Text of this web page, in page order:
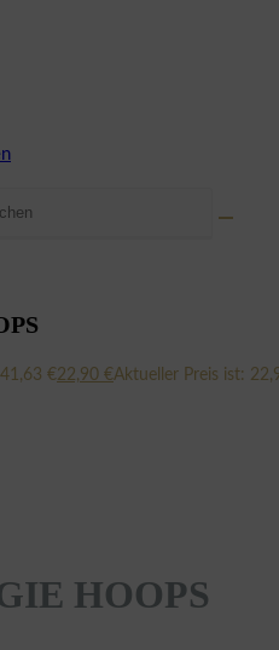
€22,90 €Aktueller Preis ist:
HOOPS